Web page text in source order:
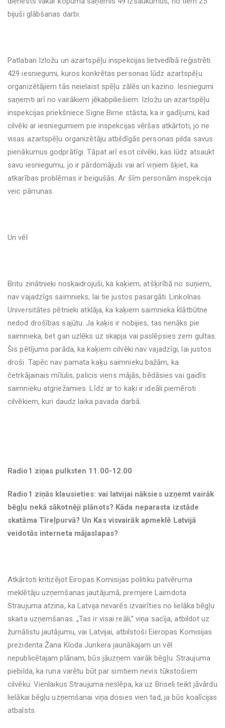
bijuši glābšanas darbi.
Patlaban Izložu un azartspēļu inspekcijas lietvedībā reģistrēti
429 iesniegumi, kuros konkrētas personas lūdz azartspēļu
organizētājiem tās neielaist spēļu zālēs un kazino. Iesniegumi
saņemti arī no vairākiem jēkabpiliešiem. Izložu un azartspēļu
inspekcijas priekšniece Signe Birne stāsta, ka ir gadījumi, kad
cilvēki ar iesniegumiem pie inspekcijas vēršas atkārtoti, jo ne
visas azartspēļu organizētāju atbildīgās personas pilda savus
pienākumus godprātīgi. Tāpat arī esot cilvēki, kas lūdz atsaukt
savu iesniegumu, jo ir pārdomājuši vai arī viņiem šķiet, ka
atkarības problēmas ir beigušās. Ar šīm personām inspekcija
veic pārrunas.
Un vēl
Britu zinātnieki noskaidrojuši, ka kaķiem, atšķirībā no suņiem,
nav vajadzīgs saimnieks, lai tie justos pasargāti. Linkolnas
Universitātes pētnieki atklāja, ka kaķiem saimnieka klātbūtne
nedod drošības sajūtu. Ja kaķis ir nobijies, tas nenāks pie
saimnieka, bet gan uzlēks uz skapja vai paslēpsies zem gultas.
Šis pētījums parāda, ka kaķiem cilvēki nav vajadzīgi, lai justos
droši. Tapēc nav pamata kaķu saimnieku bažām, ka
četrkājainais mīlulis, palicis viens mājās, bēdāsies vai gaidīs
saimnieku atgriežamies. Līdz ar to kaķi ir ideāli piemēroti
cilvēkiem, kuri daudz laika pavada darbā.
Radio1 ziņas pulksten 11.00-12.00
Radio1 ziņās klausieties: vai latvijai nāksies uzņemt vairāk
bēgļu nekā sākotnēji plānots? Kāda neparasta izstāde
skatāma Tīreļpurvā? Un Kas visvairāk apmeklē Latvijā
veidotās interneta mājaslapas?
Atkārtoti kritizējot Eiropas Komisijas politiku patvēruma
meklētāju uzņemšanas jautājumā, premjere Laimdota
Straujuma atzina, ka Latvija nevarēs izvairīties no lielāka bēgļu
skaita uzņemšanas. „Tas ir visai reāli,” viņa sacīja, atbildot uz
žurnālistu jautājumu, vai Latvijai, atbilstoši Eieropas Komisijas
prezidenta Žana Kloda Junkera jaunākajam un vēl
nepublicētajam plānam, būs jāuzņem vairāk bēgļu. Straujuma
piebilda, ka runa varētu būt par simtiem nevis tūkstošiem
cilvēku. Vienlaikus Straujuma neslēpa, ka uz Briseli teikt jāvārdu
lielākai bēgļu uzņemšanai viņa dosies vien tad, ja būs koalīcijas
atbalsts.